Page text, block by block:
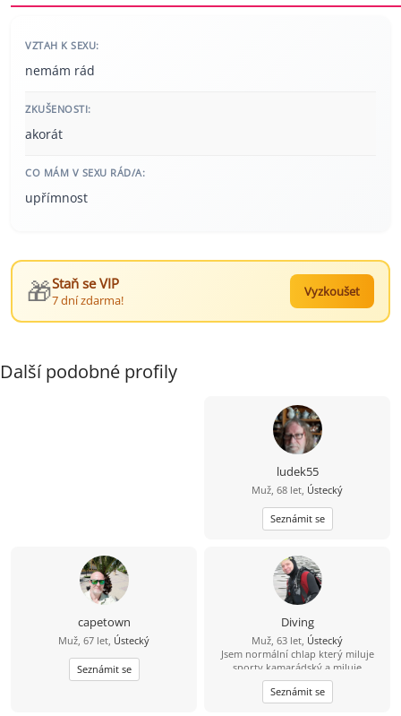
VZTAH K SEXU:
nemám rád
ZKUŠENOSTI:
akorát
CO MÁM V SEXU RÁD/A:
upřímnost
🎁Staň se VIP
7 dní zdarma!
Vyzkoušet
Další podobné profily
ludek55
Muž, 68 let, Ústecký
Seznámit se
capetown
Muž, 67 let, Ústecký
Seznámit se
Diving
Muž, 63 let, Ústecký
Jsem normální chlap který miluje
sporty kamarádský a miluje
potápění. Jako instruktor jsem toho
hodně procestoval a rád bych
cestoval dál. Na prvním místě, ale
Seznámit se